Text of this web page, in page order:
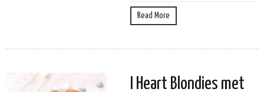
Read More
I Heart Blondies met